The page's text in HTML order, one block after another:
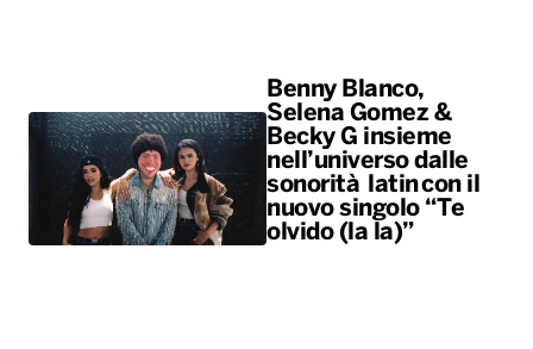
Benny Blanco,
Selena Gomez &
Becky G insieme
nell’universo dalle
sonorità latin con il
nuovo singolo “Te
olvido (la la)”